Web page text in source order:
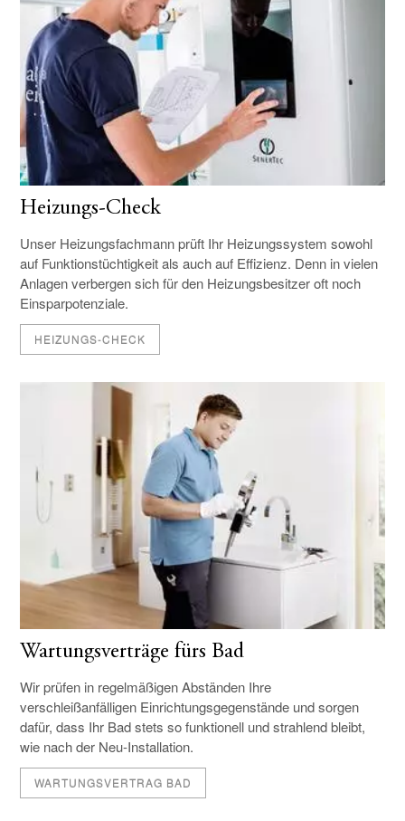
Heizungs-Check
Unser Heizungsfachmann prüft Ihr Heizungs­system sowohl
auf Funktions­tüchtigkeit als auch auf Effizienz. Denn in vielen
Anlagen verbergen sich für den Heizungsbesitzer oft noch
Einsparpotenziale.
HEIZUNGS-CHECK
Wartungsverträge fürs Bad
Wir prüfen in regelmäßigen Abständen Ihre
verschleißanfälligen Einrichtungs­gegenstände und sorgen
dafür, dass Ihr Bad stets so funktionell und strahlend bleibt,
wie nach der Neu-Installation.
WARTUNGSVERTRAG BAD